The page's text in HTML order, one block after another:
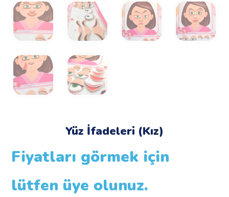
Yüz İfadeleri (Kız)
Fiyatları görmek için
lütfen üye olunuz.